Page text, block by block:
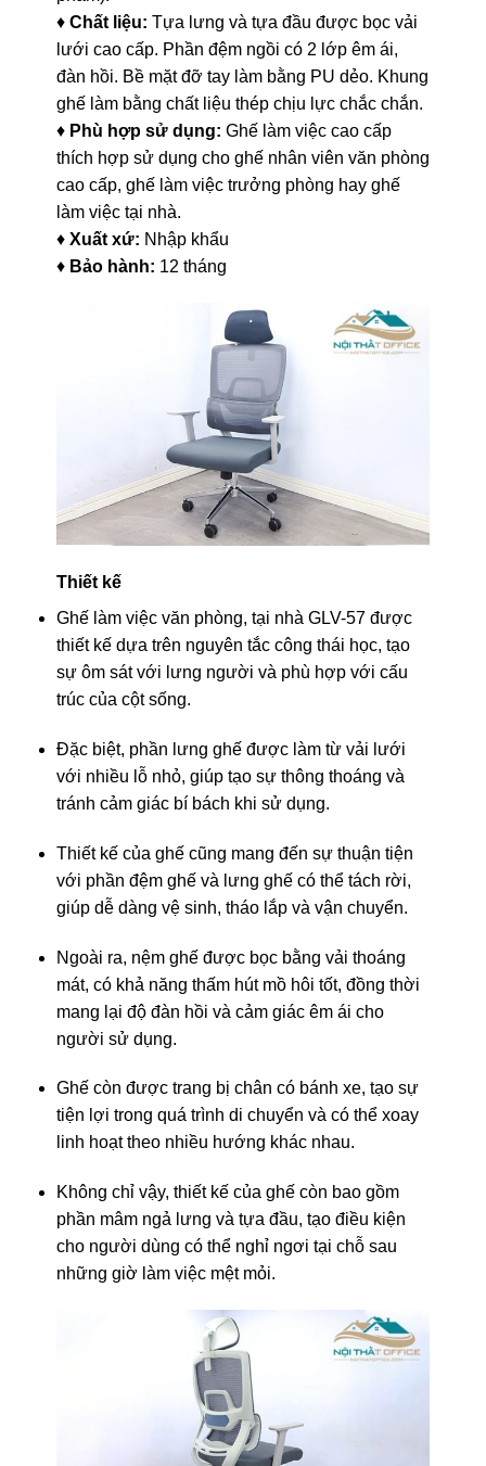
♦ Chất liệu: Tựa lưng và tựa đầu được bọc vải
lưới cao cấp. Phần đệm ngồi có 2 lớp êm ái,
đàn hồi. Bề mặt đỡ tay làm bằng PU dẻo. Khung
ghế làm bằng chất liệu thép chịu lực chắc chắn.
♦ Phù hợp sử dụng: Ghế làm việc cao cấp
thích hợp sử dụng cho ghế nhân viên văn phòng
cao cấp, ghế làm việc trưởng phòng hay ghế
làm việc tại nhà.
♦ Xuất xứ: Nhập khẩu
♦Bảo hành: 12 tháng
Thiết kế
Ghế làm việc văn phòng, tại nhà GLV-57 được
thiết kế dựa trên nguyên tắc công thái học, tạo
sự ôm sát với lưng người và phù hợp với cấu
trúc của cột sống.
Đặc biệt, phần lưng ghế được làm từ vải lưới
với nhiều lỗ nhỏ, giúp tạo sự thông thoáng và
tránh cảm giác bí bách khi sử dụng.
Thiết kế của ghế cũng mang đến sự thuận tiện
với phần đệm ghế và lưng ghế có thể tách rời,
giúp dễ dàng vệ sinh, tháo lắp và vận chuyển.
Ngoài ra, nệm ghế được bọc bằng vải thoáng
mát, có khả năng thấm hút mồ hôi tốt, đồng thời
mang lại độ đàn hồi và cảm giác êm ái cho
người sử dụng.
Ghế còn được trang bị chân có bánh xe, tạo sự
tiện lợi trong quá trình di chuyển và có thể xoay
linh hoạt theo nhiều hướng khác nhau.
Không chỉ vậy, thiết kế của ghế còn bao gồm
phần mâm ngả lưng và tựa đầu, tạo điều kiện
cho người dùng có thể nghỉ ngơi tại chỗ sau
những giờ làm việc mệt mỏi.